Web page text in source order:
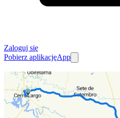
Zaloguj się
Pobierz aplikacjęApp